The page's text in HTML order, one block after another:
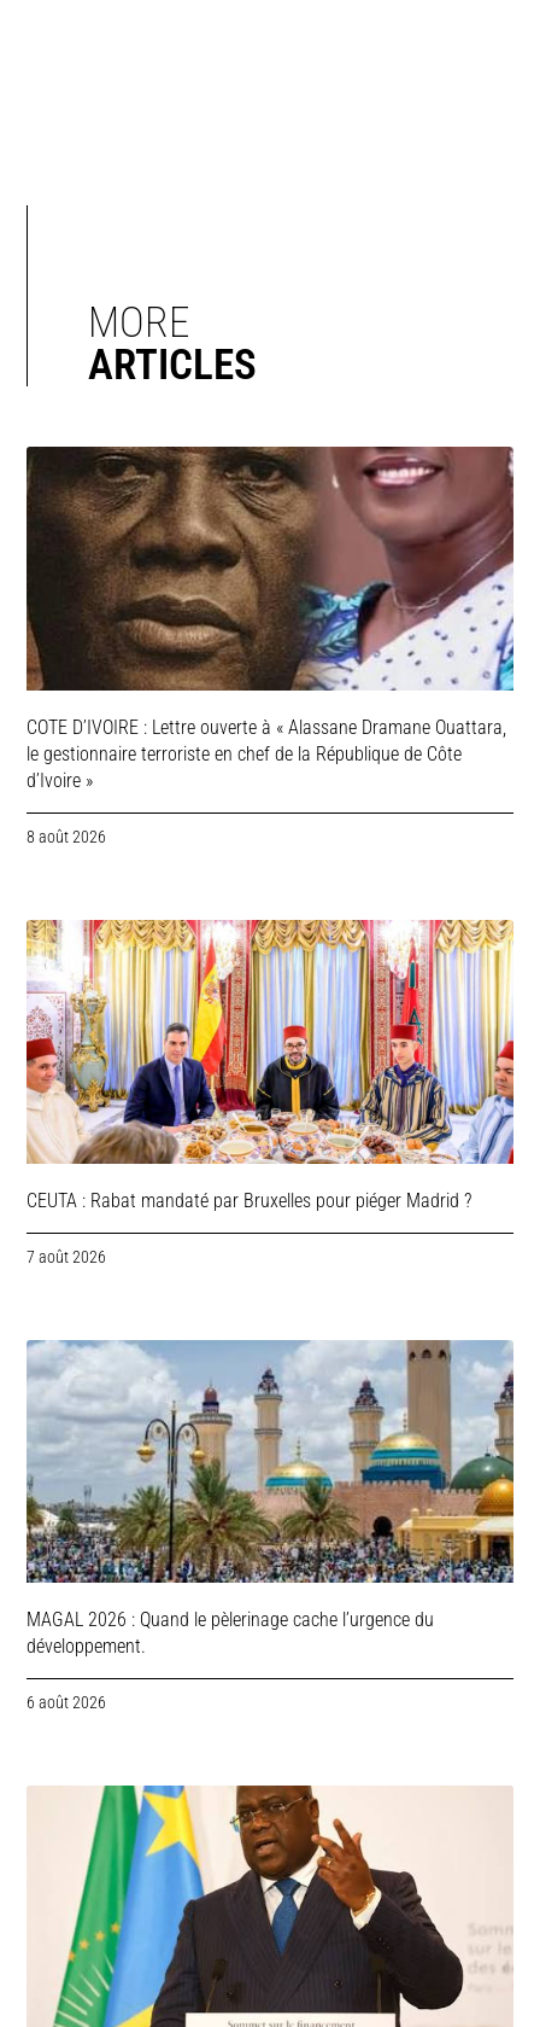
MORE
ARTICLES
COTE D’IVOIRE : Lettre ouverte à « Alassane Dramane Ouattara,
le gestionnaire terroriste en chef de la République de Côte
d’Ivoire »
8 août 2026
CEUTA : Rabat mandaté par Bruxelles pour piéger Madrid ?
7 août 2026
MAGAL 2026 : Quand le pèlerinage cache l’urgence du
développement.
6 août 2026